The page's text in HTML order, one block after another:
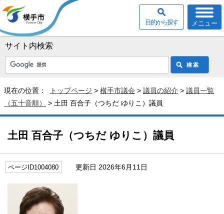
サイト内検索
メニュー
目的から探す
現在の位置： トップページ > 横手市議会 > 議員の紹介 > 議員一覧
（五十音順）
> 土田 百合子（つちだ ゆりこ）議員
土田 百合子（つちだ ゆりこ）議員
ページID1004080 更新日 2026年6月11日